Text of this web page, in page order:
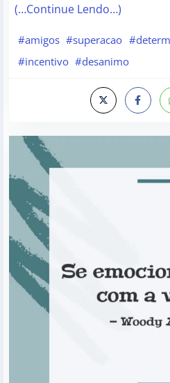
(…Continue Lendo…)
#amigos #superacao
#incentivo #desanimo